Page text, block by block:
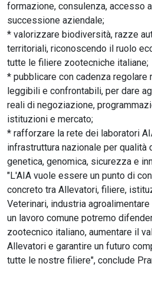
formazione, consulenza, accesso
successione aziendale;
* valorizzare biodiversità, razze
territoriali, riconoscendo il ruolo
tutte le filiere zootecniche italiane;
* pubblicare con cadenza regolare
leggibili e confrontabili, per dare
reali di negoziazione,
istituzioni e mercato;
* rafforzare la rete dei laboratori
infrastruttura nazionale per qualità
genetica, genomica, sicurezza e
"L'AIA vuole essere un punto di
concreto tra Allevatori, filiere,
Veterinari, industria
un lavoro comune potremo
zootecnico italiano, aumentare il
Allevatori e garantire un futuro
tutte le nostre filiere", conclude